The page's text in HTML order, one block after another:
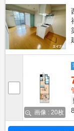
画像 : 20枚